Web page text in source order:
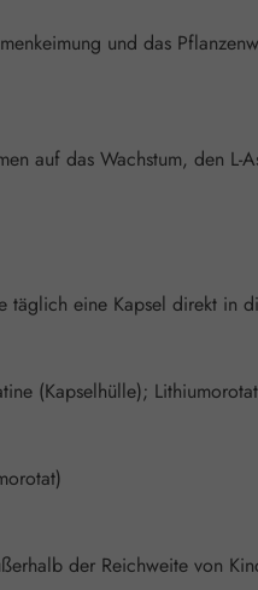
und das
auf das Wachstum, den
täglich eine Kapsel direkt in
(Kapselhülle);
der Reichweite von